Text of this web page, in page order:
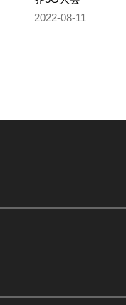
2022-08-11